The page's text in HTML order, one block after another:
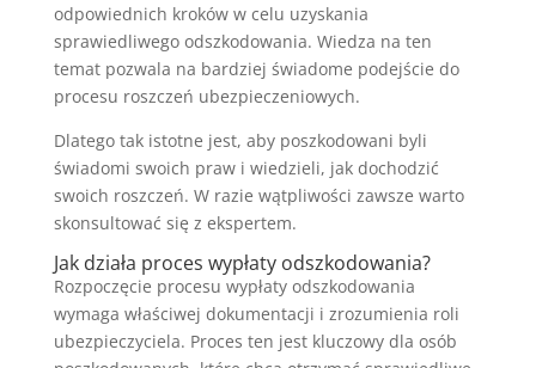
odpowiednich kroków w celu uzyskania
sprawiedliwego odszkodowania. Wiedza na ten
temat pozwala na bardziej świadome podejście do
procesu roszczeń ubezpieczeniowych.
Dlatego tak istotne jest, aby poszkodowani byli
świadomi swoich praw i wiedzieli, jak dochodzić
swoich roszczeń. W razie wątpliwości zawsze warto
skonsultować się z ekspertem.
Jak działa proces wypłaty odszkodowania?
Rozpoczęcie procesu wypłaty odszkodowania
wymaga właściwej dokumentacji i zrozumienia roli
ubezpieczyciela. Proces ten jest kluczowy dla osób